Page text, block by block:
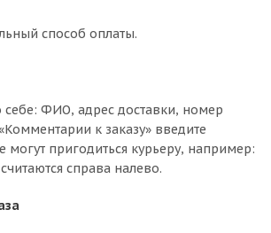
способ оплаты.
себе: ФИО, адрес доставки, номер
к заказу» введите
могут пригодиться курьеру, например:
справа налево.